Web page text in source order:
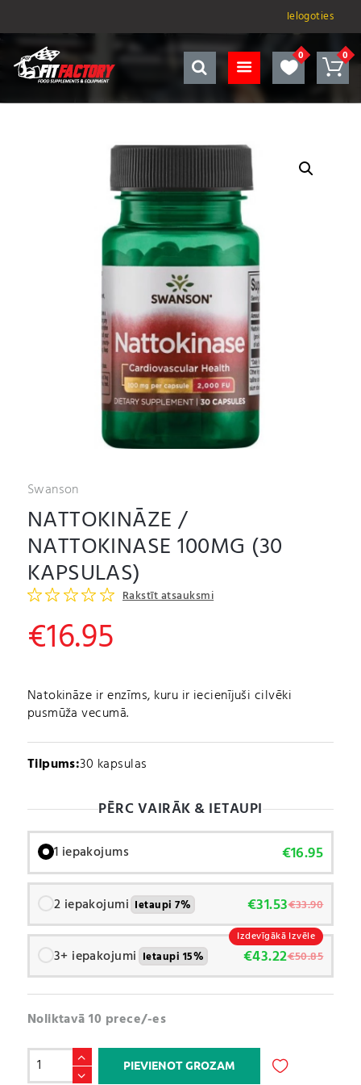
Ielogoties
Swanson
NATTOKINĀZE /
NATTOKINASE 100MG (30
KAPSULAS)
Rakstīt atsauksmi
€16.95
Natokināze ir enzīms, kuru ir iecienījuši cilvēki
pusmūža vecumā.
Tilpums:30 kapsulas
PĒRC VAIRĀK & IETAUPI
1 iepakojums €16.95
2 iepakojumi Ietaupi 7% €31.53€33.90
Izdevīgākā Izvēle
3+ iepakojumi Ietaupi 15% €43.22€50.85
Noliktavā 10 prece/-es
Nattokināze
PIEVIENOT GROZAM